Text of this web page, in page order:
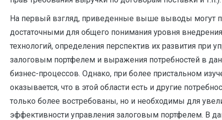
На первый взгляд, приведенные выше выводы могут
достаточными для общего понимания уровня
технологий, определения перспектив их развития при
залоговым портфелем и выражения потребностей в
бизнес-процессов. Однако, при более пристальном
оказывается, что в этой области есть и другие
только более востребованы, но и необходимы для
эффективности управления залоговым портфелем. В